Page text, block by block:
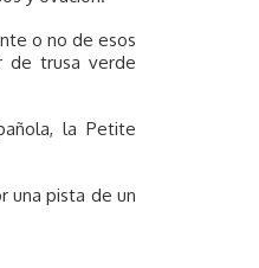
o no de esos
de trusa verde
la Petite
una pista de un